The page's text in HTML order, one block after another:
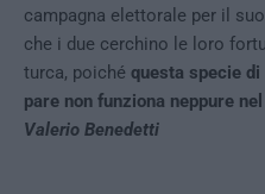
campagna elettorale per il
che i due cerchino le loro
turca, poiché questa specie di
pare non funziona neppure
Valerio Benedetti